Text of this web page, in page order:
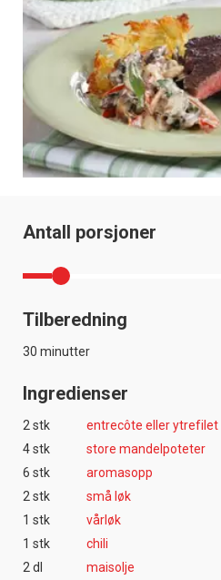
Antall porsjoner
Tilberedning
30 minutter
Ingredienser
2 stk
entrecôte eller ytrefilet
4 stk
store mandelpoteter
6 stk
aromasopp
2 stk
små løk
1 stk
vårløk
1 stk
chili
2 dl
maisolje